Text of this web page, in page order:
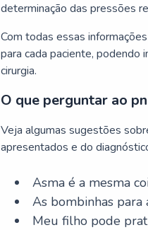
determinação das pressões
Com todas essas
para cada paciente, podendo
cirurgia.
O que perguntar ao
Veja algumas sugestões
apresentados e do
Asma é a mesma
As bombinhas para
Meu filho pode